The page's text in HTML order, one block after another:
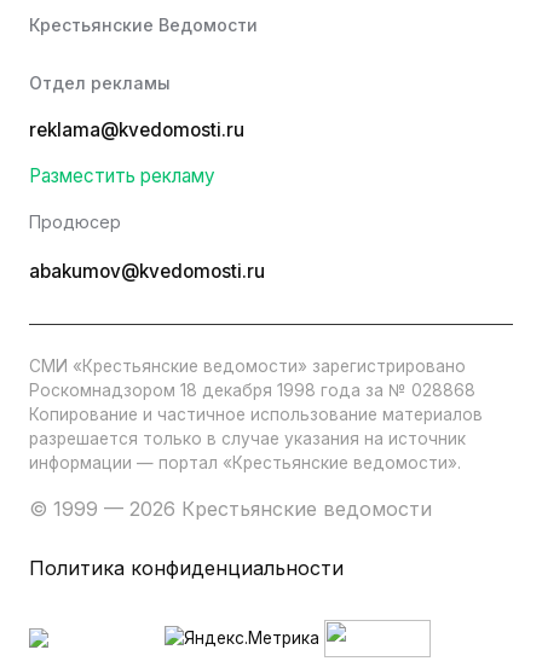
Крестьянские Ведомости
Отдел рекламы
reklama@kvedomosti.ru
Разместить рекламу
Продюсер
abakumov@kvedomosti.ru
СМИ «Крестьянские ведомости» зарегистрировано
Роскомнадзором 18 декабря 1998 года за № 028868
Копирование и частичное использование материалов
разрешается только в случае указания на источник
информации — портал «Крестьянские ведомости».
© 1999 — 2026 Крестьянские ведомости
Политика конфиденциальности